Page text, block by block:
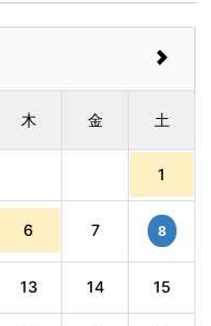
木 金 土
1
6 7 8
13 14 15